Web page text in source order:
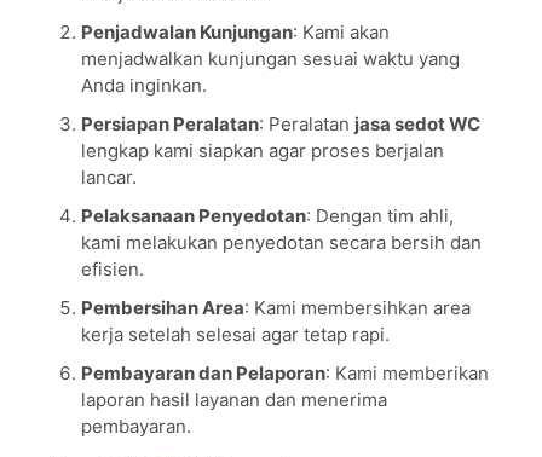
Penjadwalan Kunjungan: Kami akan
menjadwalkan kunjungan sesuai waktu yang
Anda inginkan.
Persiapan Peralatan: Peralatan jasa sedot WC
lengkap kami siapkan agar proses berjalan
lancar.
Pelaksanaan Penyedotan: Dengan tim ahli,
kami melakukan penyedotan secara bersih dan
efisien.
Pembersihan Area: Kami membersihkan area
kerja setelah selesai agar tetap rapi.
Pembayaran dan Pelaporan: Kami memberikan
laporan hasil layanan dan menerima
pembayaran.